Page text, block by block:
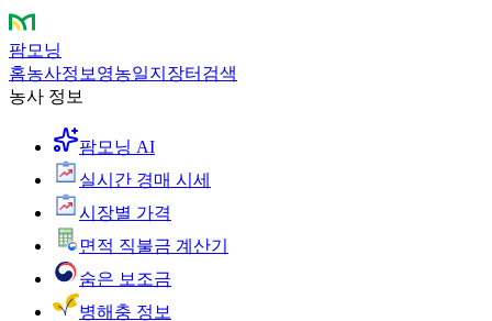
팜모닝
홈농사정보 영농일지 장터 검색
농사 정보
팜모닝 AI
실시간 경매 시세
시장별 가격
면적 직불금 계산기
숨은 보조금
병해충 정보